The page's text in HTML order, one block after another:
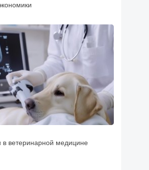
ветеринарной медицине